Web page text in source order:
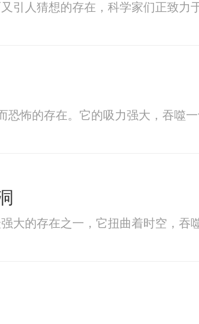
引人猜想的存在，科学家们正致力
恐怖的存在。它的吸力强大，吞噬
大的存在之一，它扭曲着时空，